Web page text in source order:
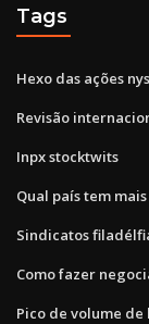
Tags
Hexo das ações
Revisão
Inpx stocktwits
Qual país tem
Sindicatos
Como fazer
Pico de volume de